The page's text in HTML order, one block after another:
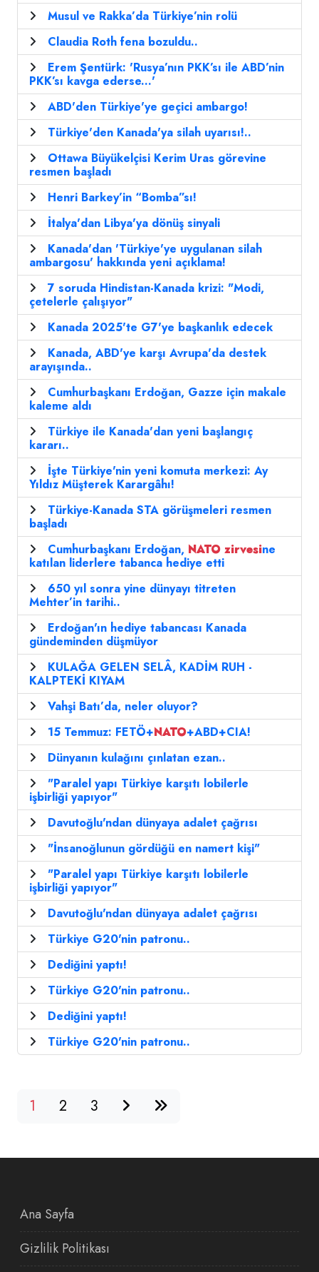
Musul ve Rakka’da Türkiye’nin rolü
Claudia Roth fena bozuldu..
Erem Şentürk: 'Rusya’nın PKK’sı ile ABD’nin
PKK’sı kavga ederse...'
ABD'den Türkiye'ye geçici ambargo!
Türkiye'den Kanada'ya silah uyarısı!..
Ottawa Büyükelçisi Kerim Uras görevine
resmen başladı
Henri Barkey’in “Bomba”sı!
İtalya'dan Libya'ya dönüş sinyali
Kanada'dan 'Türkiye'ye uygulanan silah
ambargosu' hakkında yeni açıklama!
7 soruda Hindistan-Kanada krizi: "Modi,
çetelerle çalışıyor"
Kanada 2025'te G7'ye başkanlık edecek
Kanada, ABD'ye karşı Avrupa'da destek
arayışında..
Cumhurbaşkanı Erdoğan, Gazze için makale
kaleme aldı
Türkiye ile Kanada'dan yeni başlangıç
kararı..
İşte Türkiye'nin yeni komuta merkezi: Ay
Yıldız Müşterek Karargâhı!
Türkiye-Kanada STA görüşmeleri resmen
başladı
Cumhurbaşkanı Erdoğan, NATO zirvesine
katılan liderlere tabanca hediye etti
650 yıl sonra yine dünyayı titreten
Mehter’in tarihi..
Erdoğan'ın hediye tabancası Kanada
gündeminden düşmüyor
KULAĞA GELEN SELÂ, KADİM RUH -
KALPTEKİ KIYAM
Vahşi Batı’da, neler oluyor?
15 Temmuz: FETÖ+NATO+ABD+CIA!
Dünyanın kulağını çınlatan ezan..
"Paralel yapı Türkiye karşıtı lobilerle
işbirliği yapıyor"
Davutoğlu'ndan dünyaya adalet çağrısı
"İnsanoğlunun gördüğü en namert kişi"
"Paralel yapı Türkiye karşıtı lobilerle
işbirliği yapıyor"
Davutoğlu'ndan dünyaya adalet çağrısı
Türkiye G20'nin patronu..
Dediğini yaptı!
Türkiye G20'nin patronu..
Dediğini yaptı!
Türkiye G20'nin patronu..
1 2 3
Ana Sayfa
Gizlilik Politikası